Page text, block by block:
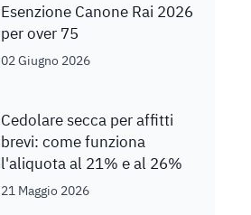
Esenzione Canone Rai 2026
per over 75
02 Giugno 2026
Cedolare secca per affitti
brevi: come funziona
l'aliquota al 21% e al 26%
21 Maggio 2026